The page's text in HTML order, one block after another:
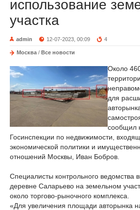
использование
участка
admin 12-07-2023, 00:09 4
Москва / Все новости
Около
для
сообщил
Госинспекции по недвижимости,
экономической политики и
отношений Москвы, Иван Бобров.
Специалисты контрольного ведомства
деревне Саларьево на земельном
около торгово-рыночного комплекса.
«Для увеличения площади авторынка